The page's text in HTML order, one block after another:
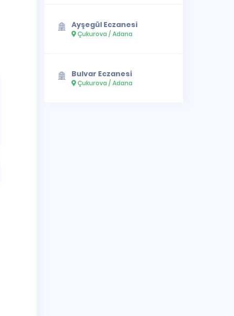
Ayşegül Eczanesi
Çukurova / Adana
Bulvar Eczanesi
Çukurova / Adana